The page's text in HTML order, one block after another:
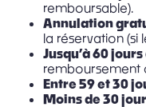
remboursable).
Annulation
la réservation (si
Jusqu’à 60
remboursement
Entre 59 et 30
Moins de 30